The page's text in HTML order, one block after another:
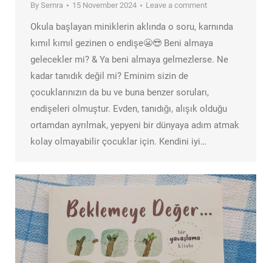
By Semra 15 November 2024 Leave a comment
Okula başlayan miniklerin aklında o soru, karnında
kımıl kımıl gezinen o endişe😬😎 Beni almaya
gelecekler mi? & Ya beni almaya gelmezlerse. Ne
kadar tanıdık değil mi? Eminim sizin de
çocuklarınızın da bu ve buna benzer soruları,
endişeleri olmuştur. Evden, tanıdığı, alışık olduğu
ortamdan ayrılmak, yepyeni bir dünyaya adım atmak
kolay olmayabilir çocuklar için. Kendini iyi…